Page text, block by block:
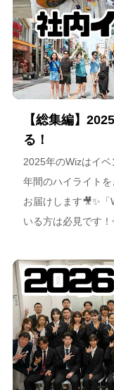
【総集編】
る！
2025年のWizはイ
年間のハイライト
お届けします🎥✨
いる方は必見です